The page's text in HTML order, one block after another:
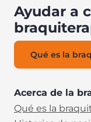
Ayudar a
Qué es la
Acerca de la
Qué es la